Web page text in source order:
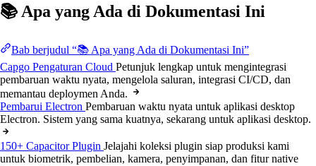
📚 Apa yang Ada di Dokumentasi Ini
Bab berjudul “📚 Apa yang Ada di Dokumentasi Ini”
Capgo Pengaturan Cloud Petunjuk lengkap untuk mengintegrasi
pembaruan waktu nyata, mengelola saluran, integrasi CI/CD, dan
memantau deploymen Anda.
Pembarui Electron Pembaruan waktu nyata untuk aplikasi desktop
Electron. Sistem yang sama kuatnya, sekarang untuk aplikasi desktop.
150+ Capacitor Plugin Jelajahi koleksi plugin siap produksi kami
untuk biometrik, pembelian, kamera, penyimpanan, dan fitur native